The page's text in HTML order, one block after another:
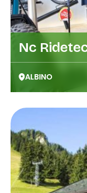
Nc
ALBINO